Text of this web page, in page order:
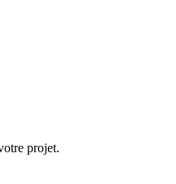
projet.